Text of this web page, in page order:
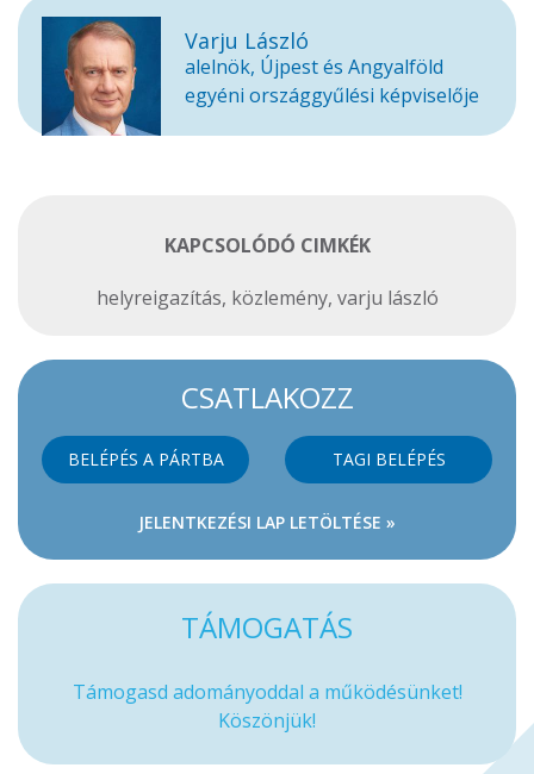
Varju László
alelnök, Újpest és Angyalföld
egyéni országgyűlési képviselője
KAPCSOLÓDÓ CIMKÉK
helyreigazítás, közlemény, varju lászló
CSATLAKOZZ
BELÉPÉS A PÁRTBA TAGI BELÉPÉS
JELENTKEZÉSI LAP LETÖLTÉSE »
TÁMOGATÁS
Támogasd adományoddal a működésünket!
Köszönjük!